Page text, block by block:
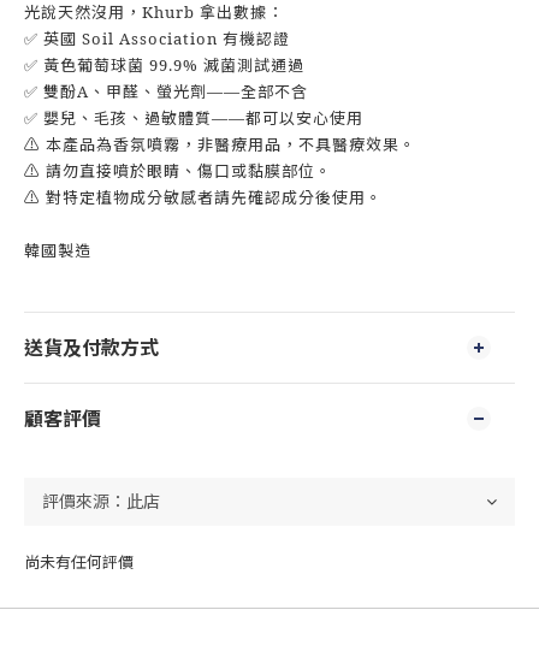
光說天然沒用，Khurb 拿出數據：
✅ 英國 Soil Association 有機認證
✅ 黃色葡萄球菌 99.9% 滅菌測試通過
✅ 雙酚A、甲醛、螢光劑——全部不含
✅ 嬰兒、毛孩、過敏體質——都可以安心使用
⚠️ 本產品為香氛噴霧，非醫療用品，不具醫療效果。
⚠️ 請勿直接噴於眼睛、傷口或黏膜部位。
⚠️ 對特定植物成分敏感者請先確認成分後使用。
韓國製造
送貨及付款方式
顧客評價
尚未有任何評價